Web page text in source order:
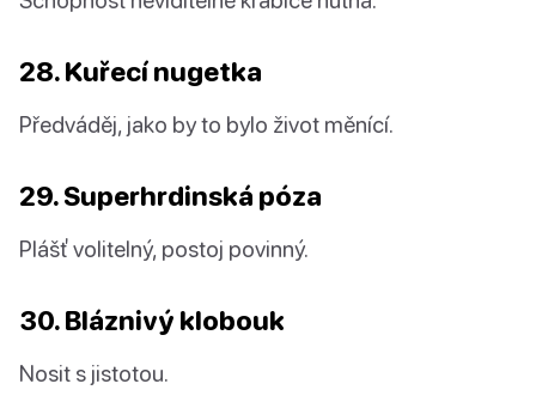
28. Kuřecí nugetka
Předváděj, jako by to bylo život měnící.
29. Superhrdinská póza
Plášť volitelný, postoj povinný.
30. Bláznivý klobouk
Nosit s jistotou.